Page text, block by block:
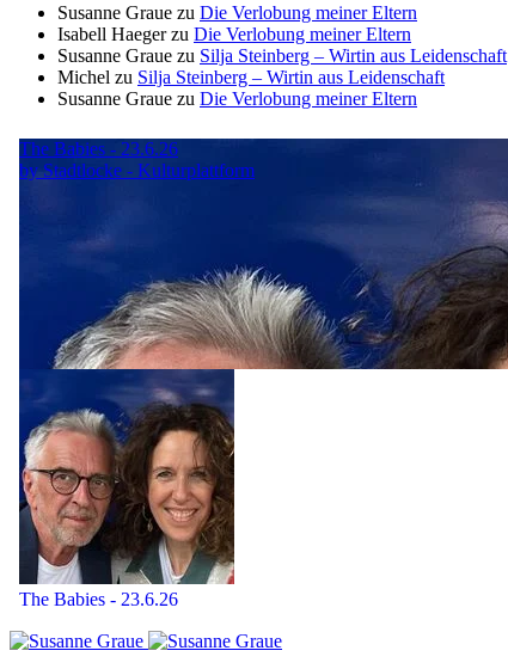
Susanne Graue zu Die Verlobung meiner Eltern
Isabell Haegerzu Die Verlobung meiner Eltern
Susanne Graue zu Silja Steinberg – Wirtin aus Leidenschaft
Michel zu Silja Steinberg – Wirtin aus Leidenschaft
Susanne Graue zu Die Verlobung meiner Eltern